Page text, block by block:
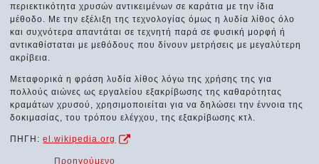
περιεκτικότητα χρυσών αντικειμένων σε καράτια με την ίδια
μέθοδο. Με την εξέλιξη της τεχνολογίας όμως η λυδία λίθος όλο
και συχνότερα απαντάται σε τεχνητή παρά σε φυσική μορφή ή
αντικαθίσταται με μεθόδους που δίνουν μετρήσεις με μεγαλύτερη
ακρίβεια.
Μεταφορικά η φράση λυδία λίθος λόγω της χρήσης της για
πολλούς αιώνες ως εργαλείου εξακρίβωσης της καθαρότητας
κραμάτων χρυσού, χρησιμοποιείται για να δηλώσει την έννοια της
δοκιμασίας, του τρόπου ελέγχου, της εξακρίβωσης κτλ.
ΠΗΓΗ:el.wikipedia.org
Προηγούμενο